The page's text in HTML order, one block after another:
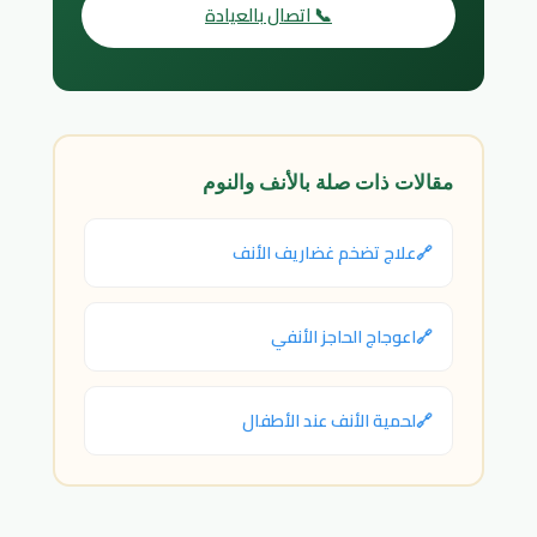
📞 اتصال بالعيادة
مقالات ذات صلة بالأنف والنوم
علاج تضخم غضاريف الأنف
اعوجاج الحاجز الأنفي
لحمية الأنف عند الأطفال